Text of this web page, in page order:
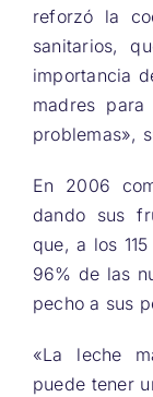
reforzó la
sanitarios,
importancia
madres para
problemas»,
En 2006
dando sus
que, a los
96% de las
pecho a sus
«La leche
puede tener